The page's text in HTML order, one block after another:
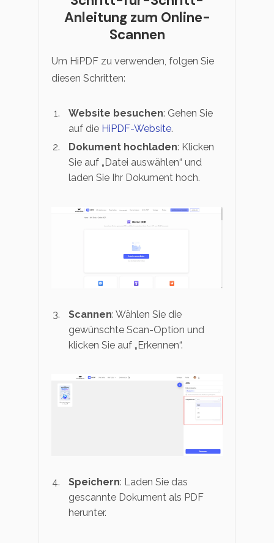
Anleitung zum Online-
Scannen
Um HiPDF zu verwenden, folgen Sie
diesen Schritten:
Website besuchen: Gehen Sie
auf die HiPDF-Website.
Dokument hochladen: Klicken
Sie auf „Datei auswählen“ und
laden Sie Ihr Dokument hoch.
Scannen: Wählen Sie die
gewünschte Scan-Option und
klicken Sie auf „Erkennen“.
Speichern: Laden Sie das
gescannte Dokument als PDF
herunter.